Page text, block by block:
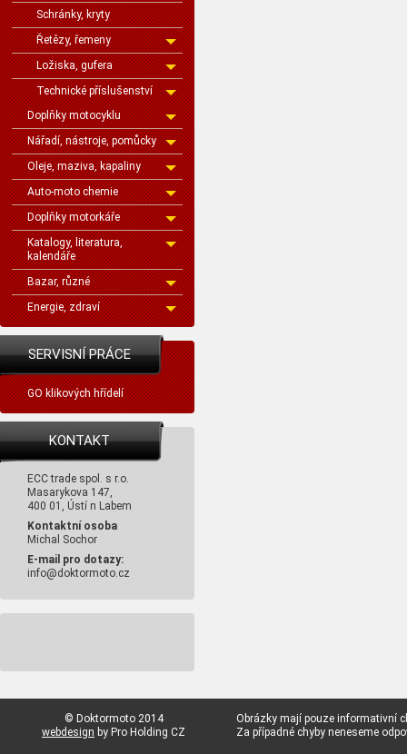
Schránky, kryty
Řetězy, řemeny
Ložiska, gufera
Technické příslušenství
Doplňky motocyklu
Nářadí, nástroje, pomůcky
Oleje, maziva, kapaliny
Auto-moto chemie
Doplňky motorkáře
Katalogy, literatura,
kalendáře
Bazar, různé
Energie, zdraví
SERVISNÍ PRÁCE
GO klikových hřídelí
KONTAKT
ECC trade spol. s r.o.
Masarykova 147,
400 01, Ústí n Labem
Kontaktní osoba
Michal Sochor
E-mail pro dotazy:
info@doktormoto.cz
© Doktormoto 2014
webdesign by Pro Holding CZ
Obrázky mají pouze informativní
Za případné chyby neneseme